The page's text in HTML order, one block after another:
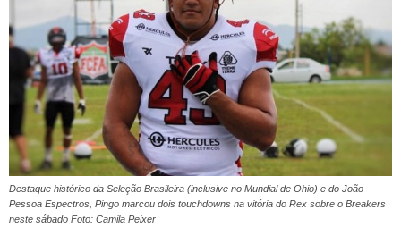
Destaque histórico da Seleção Brasileira (inclusive no Mundial de Ohio) e do João
Pessoa Espectros, Pingo marcou dois touchdowns na vitória do Rex sobre o Breakers
neste sábado Foto: Camila Peixer